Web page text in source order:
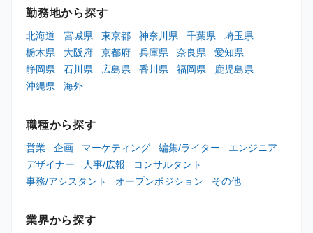
勤務地から探す
北海道 宮城県 東京都 神奈川県 千葉県
埼玉県
栃木県
大阪府 京都府 兵庫県 奈良県
愛知県
静岡県
石川県 広島県 香川県 福岡県
鹿児島県
沖縄県
海外
職種から探す
営業 企画 マーケティング 編集/ライター
エンジニア
デザイナー
人事/広報
コンサルタント
事務/アシスタント
オープンポジション その他
業界から探す